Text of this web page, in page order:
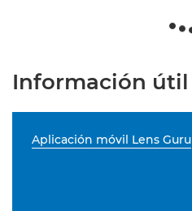
Información útil
Aplicación móvil Lens Guru